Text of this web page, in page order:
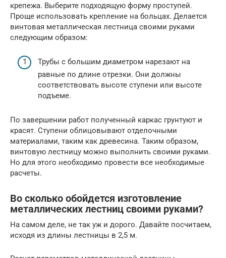
крепежа. Выберите подходящую форму проступей.
Проще использовать крепление на больцах. Делается
винтовая металлическая лестница своими руками
следующим образом:
Трубы с большим диаметром нарезают на
равные по длине отрезки. Они должны
соответствовать высоте ступени или высоте
подъеме.
По завершении работ полученный каркас грунтуют и
красят. Ступени облицовывают отделочными
материалами, таким как древесина. Таким образом,
винтовую лестницу можно выполнить своими руками.
Но для этого необходимо провести все необходимые
расчеты.
Во сколько обойдется изготовление
металлических лестниц своими руками?
На самом деле, не так уж и дорого. Давайте посчитаем,
исходя из длины лестницы в 2,5 м.